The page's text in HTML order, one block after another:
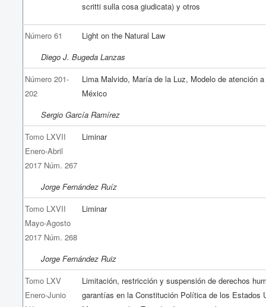
scritti sulla cosa giudicata) y otros
Número 61
Light on the Natural Law
Diego J. Bugeda Lanzas
Número 201-
202
Lima Malvido, María de la Luz, Modelo de atención
México
Sergio García Ramírez
Tomo LXVII
Enero-Abril
2017 Núm. 267
Liminar
Jorge Fernández Ruíz
Tomo LXVII
Mayo-Agosto
2017 Núm. 268
Liminar
Jorge Fernández Ruiz
Tomo LXV
Enero-Junio
Limitación, restricción y suspensión de derechos
garantías en la Constitución Política de los Estados